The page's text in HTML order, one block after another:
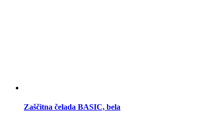
Zaščitna čelada BASIC, bela